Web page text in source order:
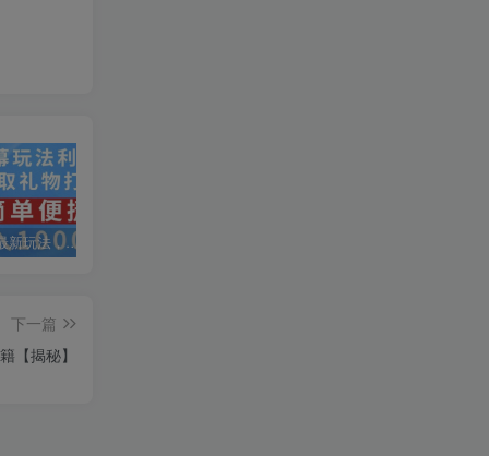
抖音弹幕最新玩法，利用粉丝好奇心赚取礼物打赏，轻松日入1000+
下一篇
【揭秘】